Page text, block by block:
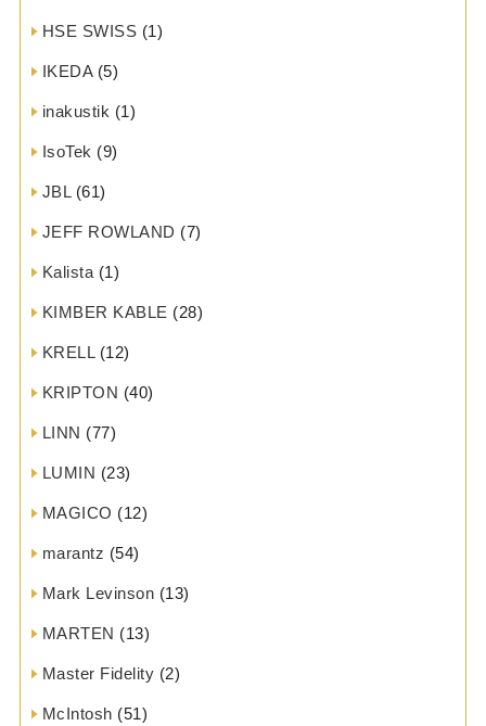
HSE SWISS (1)
IKEDA(5)
inakustik (1)
IsoTek (9)
JBL(61)
JEFF ROWLAND (7)
Kalista (1)
KIMBER KABLE (28)
KRELL(12)
KRIPTON (40)
LINN (77)
LUMIN (23)
MAGICO (12)
marantz (54)
Mark Levinson (13)
MARTEN (13)
Master Fidelity (2)
McIntosh (51)